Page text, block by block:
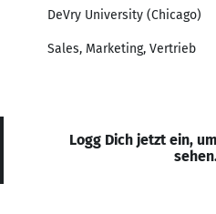
DeVry University (Chicago)
Sales, Marketing, Vertrieb
Logg Dich jetzt ein,